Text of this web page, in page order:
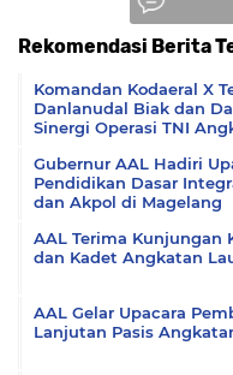
Rekomendasi Berita
Komandan Kodaeral X
Danlanudal Biak dan
Sinergi Operasi TNI
Gubernur AAL Hadiri
Pendidikan Dasar
dan Akpol di Magelang
AAL Terima Kunjungan
dan Kadet Angkatan
AAL Gelar Upacara
Lanjutan Pasis